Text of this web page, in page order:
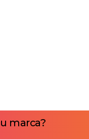
marca?